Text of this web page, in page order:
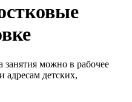
занятия можно в рабочее
адресам детских,